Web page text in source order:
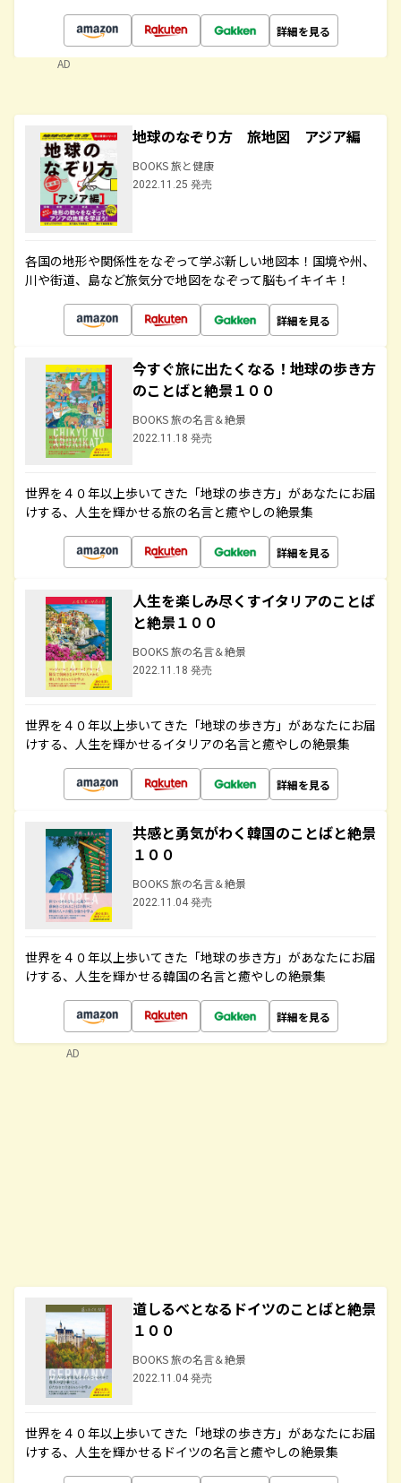
詳細を見る
AD
地球のなぞり方 旅地図 アジア編
BOOKS 旅と健康
2022.11.25 発売
各国の地形や関係性をなぞって学ぶ新しい地図本！国境や州、
川や街道、島など旅気分で地図をなぞって脳もイキイキ！
詳細を見る
今すぐ旅に出たくなる！地球の歩き方
のことばと絶景１００
BOOKS 旅の名言＆絶景
2022.11.18 発売
世界を４０年以上歩いてきた「地球の歩き方」があなたにお届
けする、人生を輝かせる旅の名言と癒やしの絶景集
詳細を見る
人生を楽しみ尽くすイタリアのことば
と絶景１００
BOOKS 旅の名言＆絶景
2022.11.18 発売
世界を４０年以上歩いてきた「地球の歩き方」があなたにお届
けする、人生を輝かせるイタリアの名言と癒やしの絶景集
詳細を見る
共感と勇気がわく韓国のことばと絶景
１００
BOOKS 旅の名言＆絶景
2022.11.04 発売
世界を４０年以上歩いてきた「地球の歩き方」があなたにお届
けする、人生を輝かせる韓国の名言と癒やしの絶景集
詳細を見る
道しるべとなるドイツのことばと絶景
１００
BOOKS 旅の名言＆絶景
2022.11.04 発売
世界を４０年以上歩いてきた「地球の歩き方」があなたにお届
けする、人生を輝かせるドイツの名言と癒やしの絶景集
AD